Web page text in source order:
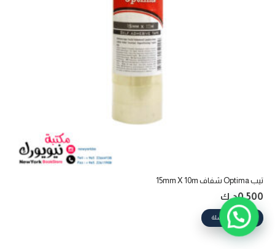
تيب Optima شفاف 15mm X 10m
0.500د.ك
إضافة إلى السلة